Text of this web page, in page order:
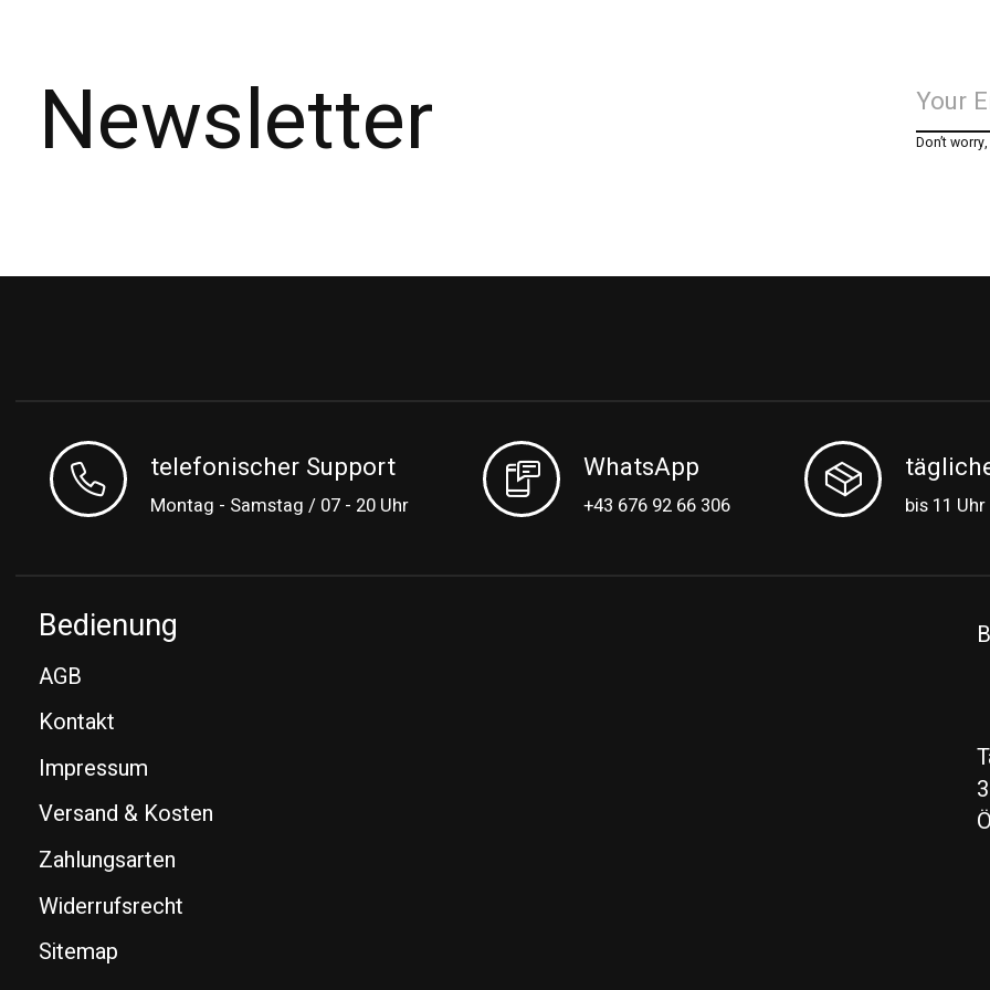
Newsletter Don’t
telefonischer Support
Montag - Samstag / 07 - 20 Uhr
WhatsApp
+43 676 92 66 306 bis 11 Uhr
Bedienung
AGB
Kontakt
Impressum
Versand & Kosten
Zahlungsarten
Widerrufsrecht
Sitemap